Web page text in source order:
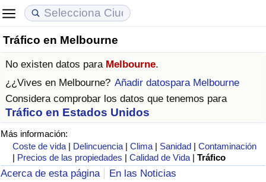
Tráfico en Melbourne
No existen datos para Melbourne.
¿¿Vives en Melbourne? Añadir datospara Melbourne
Considera comprobar los datos que tenemos para
Tráfico en Estados Unidos
Más información:
Coste de vida | Delincuencia |Clima | Sanidad |Contaminación
| Precios de las propiedades |Calidad de Vida |Tráfico
Acerca de esta página
En las Noticias
Coste de vida
Índice de Costo de Vida
Índice de costo de vida por país
en aqaba
Precios de las propiedades
Índice de Precios de Inmuebles
Índice de Precios de Inmuebles por País
Calidad de Vida
Índice de Calidad de Vida (Actual)
Índice de calidad de vida por país
Delincuencia